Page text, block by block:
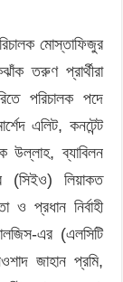
মোস্তাফিজুর
তরুণ প্রার্থীরা
পরিচালক পদে
এলিট, কনটেন্ট
উল্লাহ, ব্যাবিলন
(সিইও) লিয়াকত
ও প্রধান নির্বাহী
এর (এলসিটি
জাহান প্রমি,